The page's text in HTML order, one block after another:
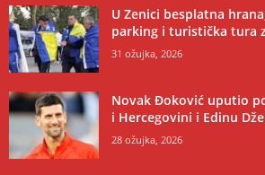
U Zenici besplatna
parking i turistička tura
31 ožujka, 2026
Novak Đoković uputio
i Hercegovini i Edinu
28 ožujka, 2026